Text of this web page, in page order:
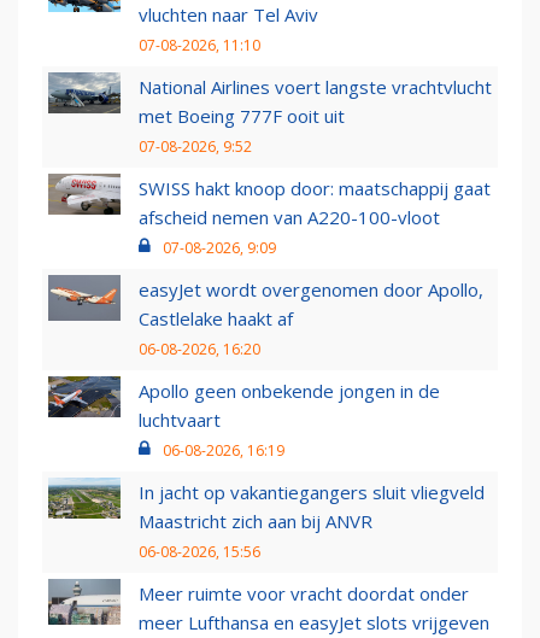
vluchten naar Tel Aviv
07-08-2026, 11:10
National Airlines voert langste vrachtvlucht
met Boeing 777F ooit uit
07-08-2026, 9:52
SWISS hakt knoop door: maatschappij gaat
afscheid nemen van A220-100-vloot
07-08-2026, 9:09
easyJet wordt overgenomen door Apollo,
Castlelake haakt af
06-08-2026, 16:20
Apollo geen onbekende jongen in de
luchtvaart
06-08-2026, 16:19
In jacht op vakantiegangers sluit vliegveld
Maastricht zich aan bij ANVR
06-08-2026, 15:56
Meer ruimte voor vracht doordat onder
meer Lufthansa en easyJet slots vrijgeven